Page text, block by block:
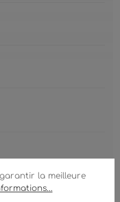
la meilleure